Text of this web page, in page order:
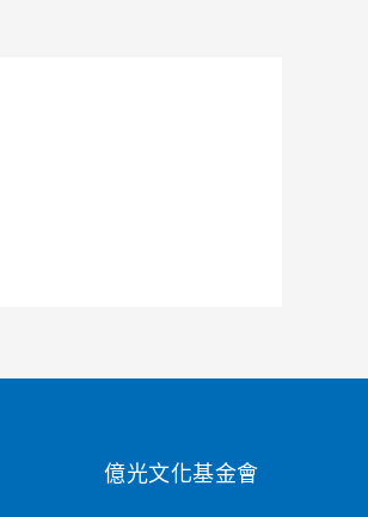
億光文化基金會